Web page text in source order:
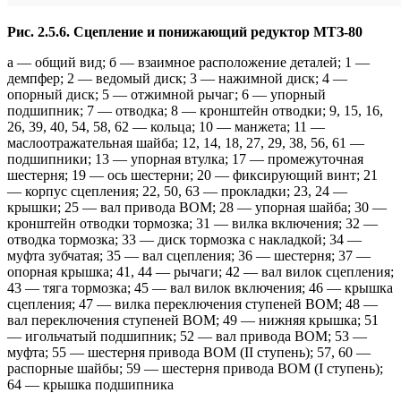
Рис. 2.5.6. Сцепление и понижающий редуктор МТЗ-80
а — общий вид; б — взаимное расположение деталей; 1 —
демпфер; 2 — ведомый диск; 3 — нажимной диск; 4 —
опорный диск; 5 — отжимной рычаг; 6 — упорный
подшипник; 7 — отводка; 8 — кронштейн отводки; 9, 15, 16,
26, 39, 40, 54, 58, 62 — кольца; 10 — манжета; 11 —
маслоотражательная шайба; 12, 14, 18, 27, 29, 38, 56, 61 —
подшипники; 13 — упорная втулка; 17 — промежуточная
шестерня; 19 — ось шестерни; 20 — фиксирующий винт; 21
— корпус сцепления; 22, 50, 63 — прокладки; 23, 24 —
крышки; 25 — вал привода ВОМ; 28 — упорная шайба; 30 —
кронштейн отводки тормозка; 31 — вилка включения; 32 —
отводка тормозка; 33 — диск тормозка с накладкой; 34 —
муфта зубчатая; 35 — вал сцепления; 36 — шестерня; 37 —
опорная крышка; 41, 44 — рычаги; 42 — вал вилок сцепления;
43 — тяга тормозка; 45 — вал вилок включения; 46 — крышка
сцепления; 47 — вилка переключения ступеней ВОМ; 48 —
вал переключения ступеней ВОМ; 49 — нижняя крышка; 51
— игольчатый подшипник; 52 — вал привода ВОМ; 53 —
муфта; 55 — шестерня привода ВОМ (II ступень); 57, 60 —
распорные шайбы; 59 — шестерня привода ВОМ (I ступень);
64 — крышка подшипника